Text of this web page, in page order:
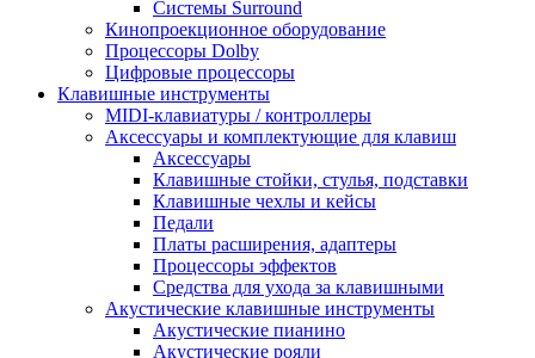
Системы Surround
Кинопроекционное оборудование
Процессоры Dolby
Цифровые процессоры
Клавишные инструменты
MIDI-клавиатуры / контроллеры
Аксессуары и комплектующие для клавиш
Аксессуары
Клавишные стойки, стулья, подставки
Клавишные чехлы и кейсы
Педали
Платы расширения, адаптеры
Процессоры эффектов
Средства для ухода за клавишными
Акустические клавишные инструменты
Акустические пианино
Акустические рояли